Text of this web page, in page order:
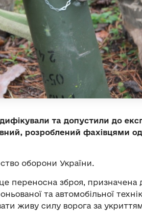
та допустили до
розроблений фахівцями
оборони України.
переносна зброя, призначена
та автомобільної
живу силу ворога за